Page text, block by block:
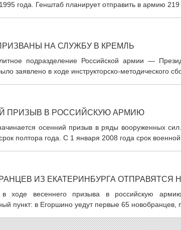
года. Генштаб планирует отправить в армию 219
НА СЛУЖБУ В КРЕМЛЬ
подразделение Российской армии —
заявлено в ходе инструкторско-методического
ПРИЗЫВ В РОССИЙСКУЮ АРМИЮ
осенний призыв в ряды вооруженных
полтора года. С 1 января 2008 года срок военной
ИЗ ЕКАТЕРИНБУРГА
ходе весеннего призыва в российскую армию
пункт: в Егоршино уедут первые 65 новобранцев,